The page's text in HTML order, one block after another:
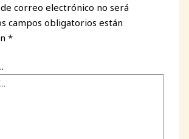
correo electrónico no será
campos obligatorios están
*